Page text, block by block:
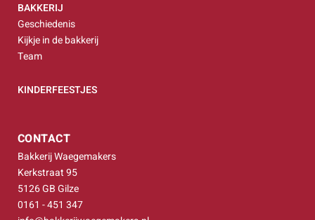
BAKKERIJ
Geschiedenis
Kijkje in de bakkerij
Team
KINDERFEESTJES
CONTACT
Bakkerij Waegemakers
Kerkstraat 95
5126 GB Gilze
0161 - 451 347